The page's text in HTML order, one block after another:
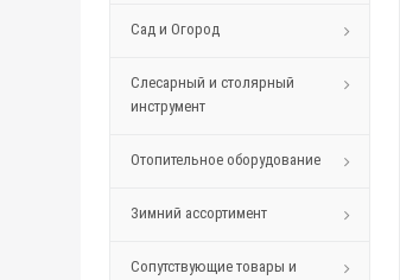
Сад и Огород
Слесарный и столярный
инструмент
Отопительное оборудование
Зимний ассортимент
Сопутствующие товары и